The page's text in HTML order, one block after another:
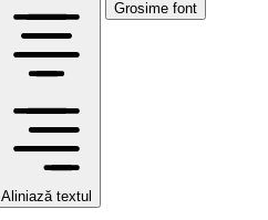
Aliniază textul
Grosime font